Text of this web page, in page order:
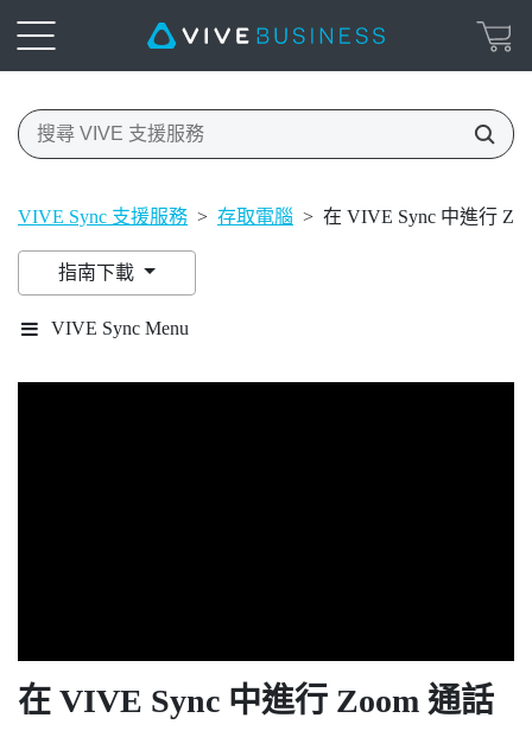
VIVE Sync 支援服務 > 存取電腦 > 在 VIVE Sync 中進行
指南下載
VIVE Sync Menu
在 VIVE Sync 中進行 Zoom 通話